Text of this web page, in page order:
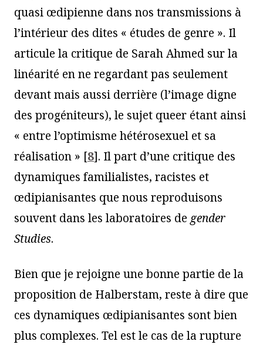
quasi œdipienne dans nos transmissions à
l’intérieur des dites « études de genre ». Il
articule la critique de Sarah Ahmed sur la
linéarité en ne regardant pas seulement
devant mais aussi derrière (l’image digne
des progéniteurs), le sujet queer étant ainsi
« entre l’optimisme hétérosexuel et sa
réalisation » [8]. Il part d’une critique des
dynamiques familialistes, racistes et
œdipianisantes que nous reproduisons
souvent dans les laboratoires de gender
Studies.
Bien que je rejoigne une bonne partie de la
proposition de Halberstam, reste à dire que
ces dynamiques œdipianisantes sont bien
plus complexes. Tel est le cas de la rupture